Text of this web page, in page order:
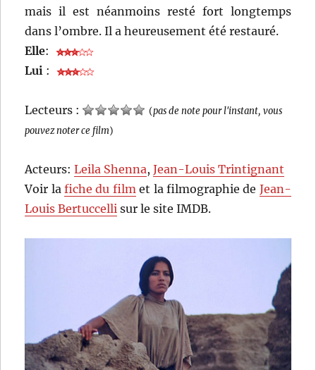
mais il est néanmoins resté fort longtemps
dans l’ombre. Il a heureusement été restauré.
Elle:
Lui :
Lecteurs : (pas de note pour l'instant, vous
pouvez noter ce film)
Acteurs:Leila Shenna,Jean-Louis Trintignant
Voir lafiche du filmet la filmographie de Jean-
Louis Bertuccelli sur le site IMDB.